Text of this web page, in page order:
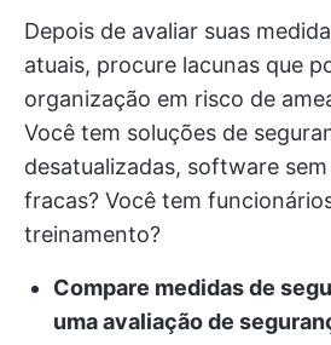
Depois de avaliar suas
atuais, procure lacunas que
organização em risco de
Você tem soluções de
desatualizadas, software
fracas? Você tem
treinamento?
Compare medidas de
uma avaliação de